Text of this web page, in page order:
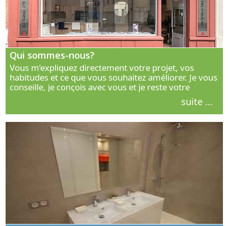
Qui sommes-nous?
Vous m’expliquez directement votre projet, vos
habitudes et ce que vous souhaitez améliorer. Je vous
conseille, je conçois avec vous et je reste votre
interlocuteur principal. Découvrez ma façon de vous
suite ...